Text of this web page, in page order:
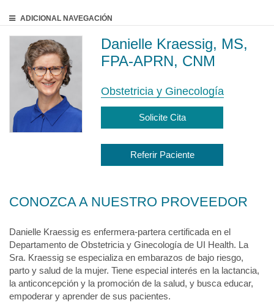
ADICIONAL NAVEGACIÓN
Danielle Kraessig, MS,
FPA-APRN, CNM
Obstetricia y Ginecología
Solicite Cita
Referir Paciente
CONOZCA A NUESTRO PROVEEDOR
Danielle Kraessig es enfermera-partera certificada en el
Departamento de Obstetricia y Ginecología de UI Health. La
Sra. Kraessig se especializa en embarazos de bajo riesgo,
parto y salud de la mujer. Tiene especial interés en la lactancia,
la anticoncepción y la promoción de la salud, y busca educar,
empoderar y aprender de sus pacientes.